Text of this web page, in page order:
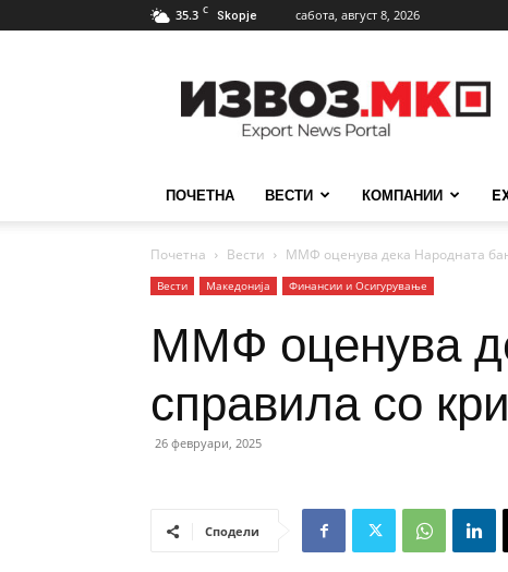
35.3 C Skopje сабота, август 8, 2026
ПОЧЕТНА ВЕСТИ КОМПАНИИ
Почетна Вести ММФ оценува дека Народната
Вести Македонија Финансии и Осигурување
ММФ оценува
справила со
26 февруари, 2025
Сподели